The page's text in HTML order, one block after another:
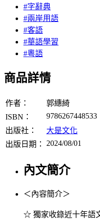
#字辭典
#兩岸用語
#客語
#華語學習
#粵語
商品詳情
作者：
郭繐綺
ISBN：
9786267448533
出版社：
大是文化
出版日期：
2024/08/01
內文簡介
＜內容簡介＞
☆ 獨家收錄近十年語